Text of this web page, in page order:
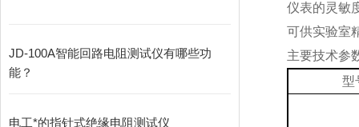
JD-100A智能回路电阻测试仪有哪些功
能？
电工*的指针式绝缘电阻测试仪
仪表的灵敏
可供实验室
主要技术参
型